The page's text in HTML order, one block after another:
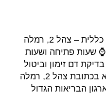
שעות פתיחה שירותי בריאות כללית – צהל 2, רמלה
⌚ שעות פתיחה ושעות
דם זימון וביטול
תורים של כללית סניף הנמצא בכתובת צהל 2, רמלה
הבריאות הגדול